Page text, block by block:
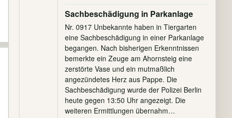
Sachbeschädigung in Parkanlage
Nr. 0917 Unbekannte haben in Tiergarten
eine Sachbeschädigung in einer Parkanlage
begangen. Nach bisherigen Erkenntnissen
bemerkte ein Zeuge am Ahornsteig eine
zerstörte Vase und ein mutmaßlich
angezündetes Herz aus Pappe. Die
Sachbeschädigung wurde der Polizei Berlin
heute gegen 13:50 Uhr angezeigt. Die
weiteren Ermittlungen übernahm…